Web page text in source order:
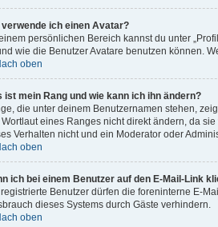
verwende ich einen Avatar?
persönlichen Bereich kannst du unter
wie die Benutzer Avatare benutzen können.
oben
ist mein Rang und wie kann ich ihn ändern?
die unter deinem Benutzernamen stehen,
eines Ranges nicht direkt ändern, da
Verhalten nicht und ein Moderator oder
oben
ich bei einem Benutzer auf den E-Mail-Link
Benutzer dürfen die foreninterne E-
dieses Systems durch Gäste verhindern.
oben